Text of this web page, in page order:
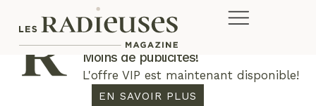
Plus de concours. Plus de rabais.
Moins de publicités!
L'offre VIP est maintenant disponible!
EN SAVOIR PLUS